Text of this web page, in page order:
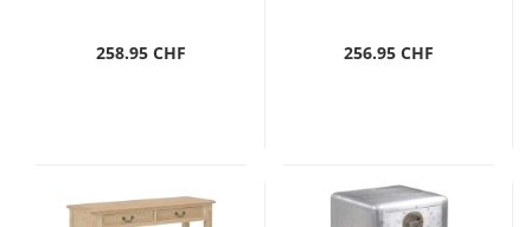
258.95 CHF 256.95 CHF